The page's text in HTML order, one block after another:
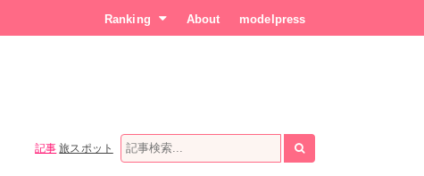
Ranking About modelpress
記事 旅スポット